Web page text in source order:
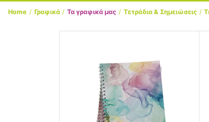
Home Γραφικά Τα γραφικά μας Τετράδια & Σημειώσεις